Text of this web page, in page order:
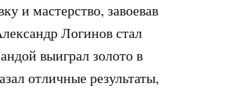
и мастерство, завоевав
Логинов стал
выиграл золото в
отличные результаты,